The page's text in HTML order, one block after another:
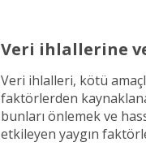
Veri ihlallerine
Veri ihlalleri, kötü
faktörlerden
bunları önlemek ve
etkileyen yaygın